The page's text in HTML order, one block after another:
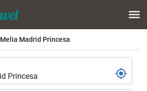
Melia Madrid Princesa